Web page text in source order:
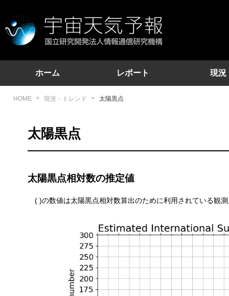
ホーム レポート 現況
HOME 現況・トレンド 太陽黒点
太陽黒点
太陽黒点相対数の推定値
( )の数値は太陽黒点相対数算出のために利用されている観